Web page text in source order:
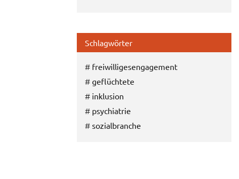
Schlagwörter
# freiwilligesengagement
# geflüchtete
# inklusion
# psychiatrie
# sozialbranche